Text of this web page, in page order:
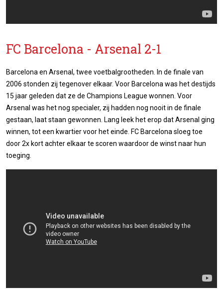
FC Barcelona - Arsenal 2-1
Barcelona en Arsenal, twee voetbalgrootheden. In de finale van
2006 stonden zij tegenover elkaar. Voor Barcelona was het destijds
15 jaar geleden dat ze de Champions League wonnen. Voor
Arsenal was het nog specialer, zij hadden nog nooit in de finale
gestaan, laat staan gewonnen. Lang leek het erop dat Arsenal ging
winnen, tot een kwartier voor het einde. FC Barcelona sloeg toe
door 2x kort achter elkaar te scoren waardoor de winst naar hun
toeging.